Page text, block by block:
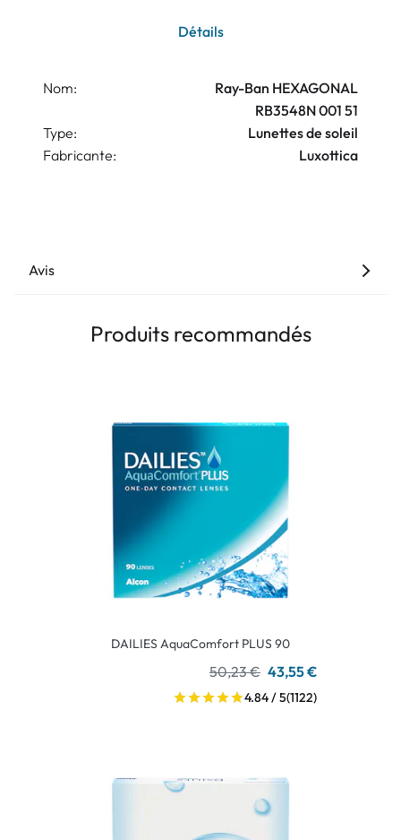
Détails
Nom:
Ray-Ban HEXAGONAL
RB3548N 001 51
Type:
Lunettes de soleil
Fabricante:
Luxottica
Avis
Produits recommandés
DAILIES AquaComfort PLUS 90
50,23 € 43,55 €
4.84 / 5(1122)